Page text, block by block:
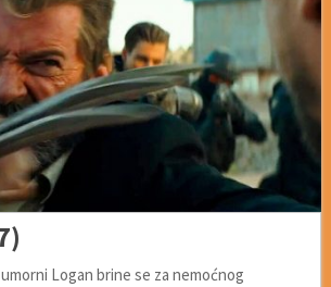
Logan brine se za nemoćnog